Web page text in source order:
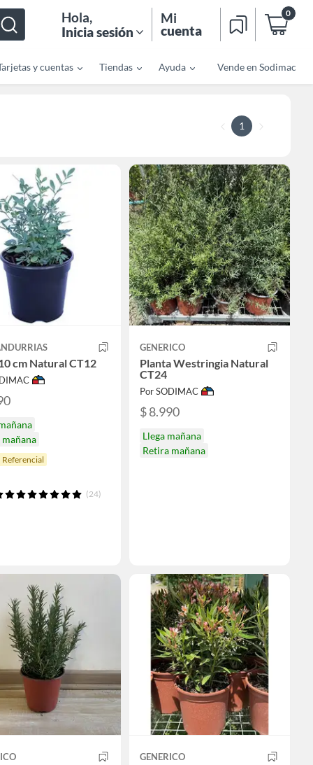
Hola,
Inicia sesión
Mi
cuenta
0
y cuentas Tiendas Ayuda Vende en Sodimac
1
cm Natural CT12
Referencial
(24)
GENERICO
Planta Westringia Natural
CT24
Por SODIMAC
$ 8.990
Llega mañana
Retira mañana
GENERICO